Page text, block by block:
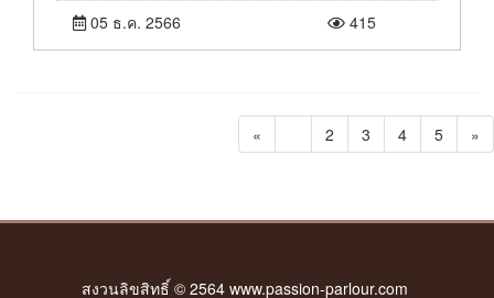
05 ธ.ค. 2566 415
« 2 3 4 5 »
สงวนลิขสิทธิ์ © 2564 www.passion-parlour.com